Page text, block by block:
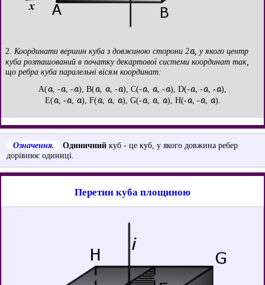
2. Координати вершин куба з довжиною сторони 2a, у якого центр
куба розташований в початку декартової системи координат так,
що ребра куба паралельні вісям координат:
A(a, -a, -a), B(a, a, -a), C(-a, a, -a), D(-a, -a, -a),
E(a, -a, a), F(a, a, a), G(-a, a, a), H(-a, -a, a).
Означення. Одиничний куб - це куб, у якого довжина ребер
дорівнює одиниці.
Перетин куба площиною